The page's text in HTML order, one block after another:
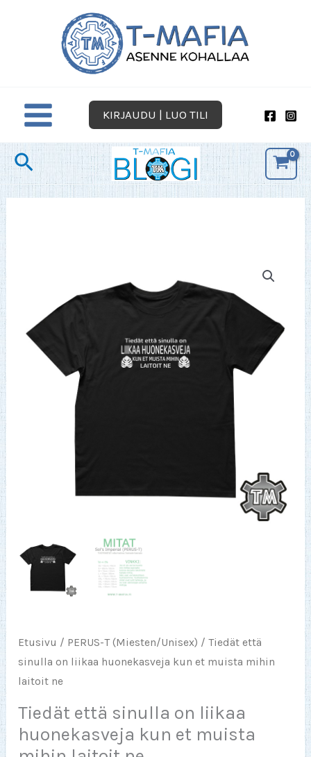
KIRJAUDU | LUO TILI
Hae
Etusivu / PERUS-T (Miesten/Unisex) / Tiedät että
sinulla on liikaa huonekasveja kun et muista mihin
laitoit ne
Tiedät että sinulla on liikaa
huonekasveja kun et muista